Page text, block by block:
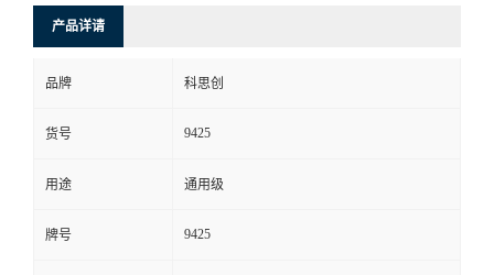
产品详请
品牌 科思创
货号 9425
用途 通用级
牌号 9425